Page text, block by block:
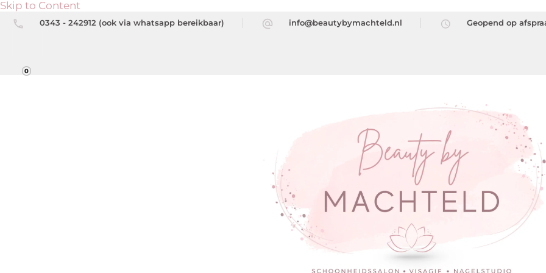
Skip to Content
0343 - 242912 (ook via whatsapp bereikbaar) info@beautybymachteld.nl Geopend op
0
Beauty by Machteld – Schoonheidssalon – Visagie – Nagelstyling